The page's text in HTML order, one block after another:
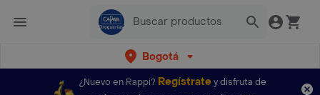
Bogotá
¿Nuevo en Rappi? Regístratey disfruta de